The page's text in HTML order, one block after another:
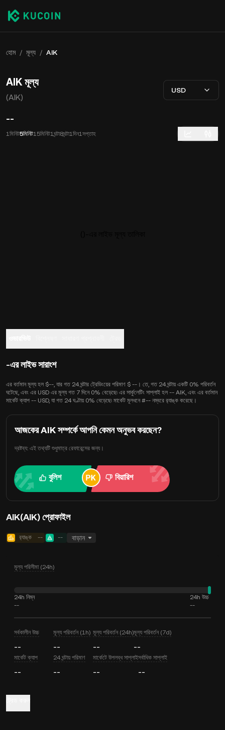
হোম / মূল্য / AIK
AIK মূল্য
(AIK)
USD
--
1মিনিট5মিনিট15মিনিট1ঘন্টা8ঘন্টা1দিন1সপ্তাহ
-এর লাইভ সারাংশ
এর বর্তমান মূল্য হল $--, যার গত 24 ঘন্টার ট্রেডিংয়ের পরিমাণ $ --। তে, গত 24 ঘন্টায় একটি 0% পরিবর্তন
ঘটেছে, এবং এর USD এর মূল্য গত 7 দিনে 0% বেড়েছে৷ এর সার্কুলেটিং সাপ্লাই হল -- AIK, এবং এর বর্তমান
মার্কেট ক্যাপ -- USD, যা গত 24 ঘণ্টায় 0% বেড়েছে৷ মার্কেট মূলধনে #-- নম্বরে র‍্যাঙ্ক করেছে।
আজকের AIK সম্পর্কে আপনি কেমন অনুভব করছেন?
দ্রষ্টব্য: এই তথ্যটি শুধুমাত্র রেফারেন্সের জন্য।
বুলিশ বিয়ারিশ
AIK(AIK) প্রোফাইল
র‍্যাঙ্ক -- -- বাড়ান
মূল্য পরিসীমা (24h)
24h নিম্ন
--
24h উচ্চ
--
সর্বকালীন উচ্চ
--
মূল্য পরিবর্তন (1h)
--
মূল্য পরিবর্তন (24h)
--
মূল্য পরিবর্তন (7d)
--
মার্কেট ক্যাপ
--
24 ঘন্টায় পরিমাণ
--
মার্কেটে উপলব্ধ সাপ্লাই
--
সর্বাধিক সাপ্লাই
--